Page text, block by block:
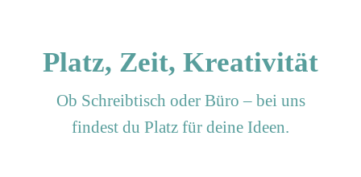
Platz, Zeit, Kreativität
Ob Schreibtisch oder Büro – bei uns
findest du Platz für deine Ideen.